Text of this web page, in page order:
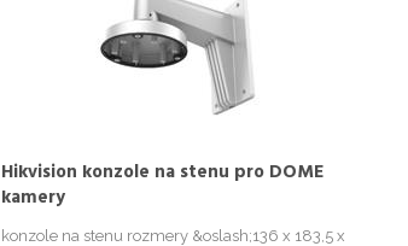
Hikvision konzole na stenu pro DOME
kamery
konzole na stenu rozmery &oslash;136 x 183,5 x